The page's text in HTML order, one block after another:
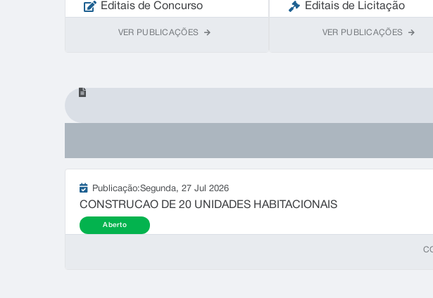
Editais de Concurso
VER PUBLICAÇÕES
Editais de Licitação
VER PUBLICAÇÕES
CONSTRUCAO DE 20 UNIDADES HABITACIONAIS
Aberto
Publicação:Segunda 27 Jul 2026